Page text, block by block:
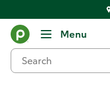
Menu
Publix Policies